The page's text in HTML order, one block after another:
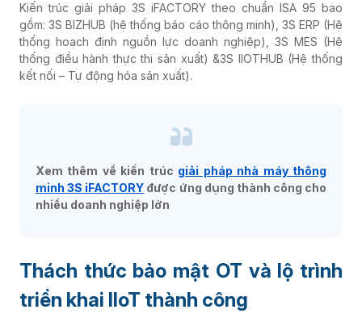
Kiến trúc giải pháp 3S iFACTORY theo chuẩn ISA 95 bao
gồm: 3S BIZHUB (hệ thống báo cáo thông minh), 3S ERP (Hệ
thống hoạch định nguồn lực doanh nghiệp), 3S MES (Hệ
thống điều hành thực thi sản xuất) &3S IIOTHUB (Hệ thống
kết nối – Tự động hóa sản xuất).
Xem thêm về kiến trúc giải pháp nhà máy thông
minh 3S iFACTORY được ứng dụng thành công cho
nhiều doanh nghiệp lớn
Thách thức bảo mật OT và lộ trình
triển khai IIoT thành công